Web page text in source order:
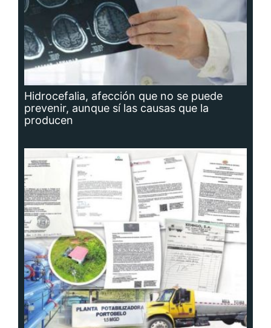
Hidrocefalia, afección que no se puede
prevenir, aunque sí las causas que la
producen